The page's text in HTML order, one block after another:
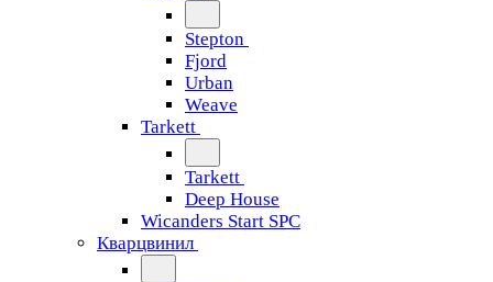
Stepton
Fjord
Urban
Weave
Tarkett
Tarkett
Deep House
Wicanders Start SPC
Кварцвинил